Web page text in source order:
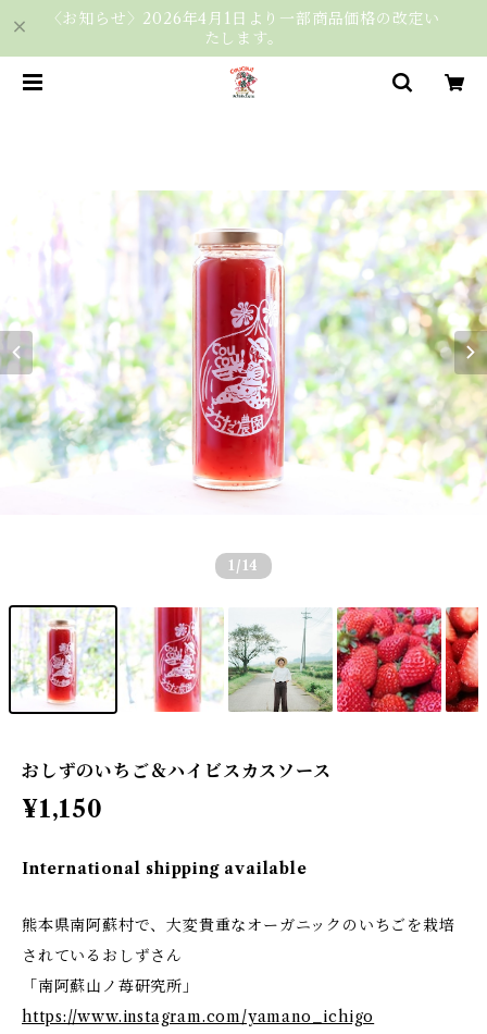
〈お知らせ〉2026年4月1日より一部商品価格の改定い
たします。
1 /14
おしずのいちご＆ハイビスカスソース
¥1,150
International shipping available
熊本県南阿蘇村で、大変貴重なオーガニックのいちごを栽培
されているおしずさん
「南阿蘇山ノ苺研究所」
https://www.instagram.com/yamano_ichigo